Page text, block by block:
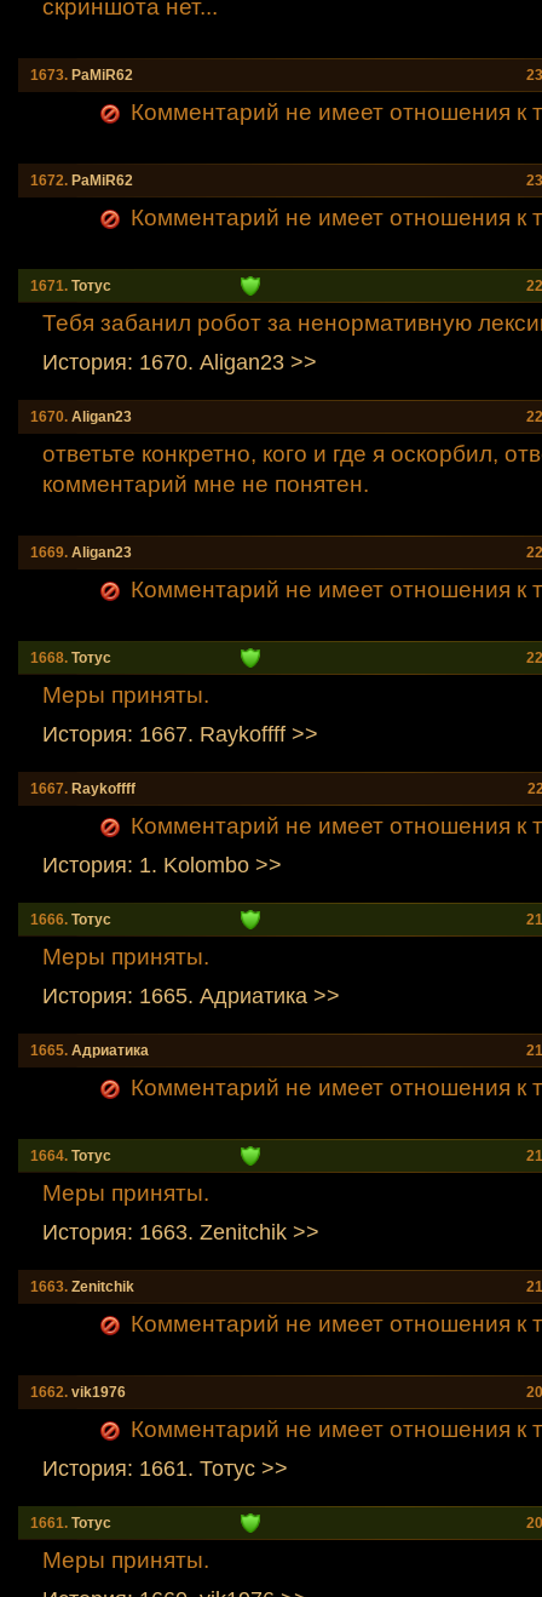
скриншота нет...
1673. PaMiR62
Комментарий не имеет отношения к
1672. PaMiR62
Комментарий не имеет отношения к
1671. Тотус
Тебя забанил робот за ненормативную
История: 1670. Aligan23 >>
1670. Aligan23
ответьте конкретно, кого и где я оскорбил,
комментарий мне не понятен.
1669. Aligan23
Комментарий не имеет отношения к
1668. Тотус
Меры приняты.
История: 1667. Raykoffff >>
1667. Raykoffff
Комментарий не имеет отношения к
История: 1. Kolombo >>
1666. Тотус
Меры приняты.
История: 1665. Адриатика >>
1665. Адриатика
Комментарий не имеет отношения к
1664. Тотус
Меры приняты.
История: 1663. Zenitchik >>
1663. Zenitchik
Комментарий не имеет отношения к
1662. vik1976
Комментарий не имеет отношения к
История: 1661. Тотус >>
1661. Тотус
Меры приняты.